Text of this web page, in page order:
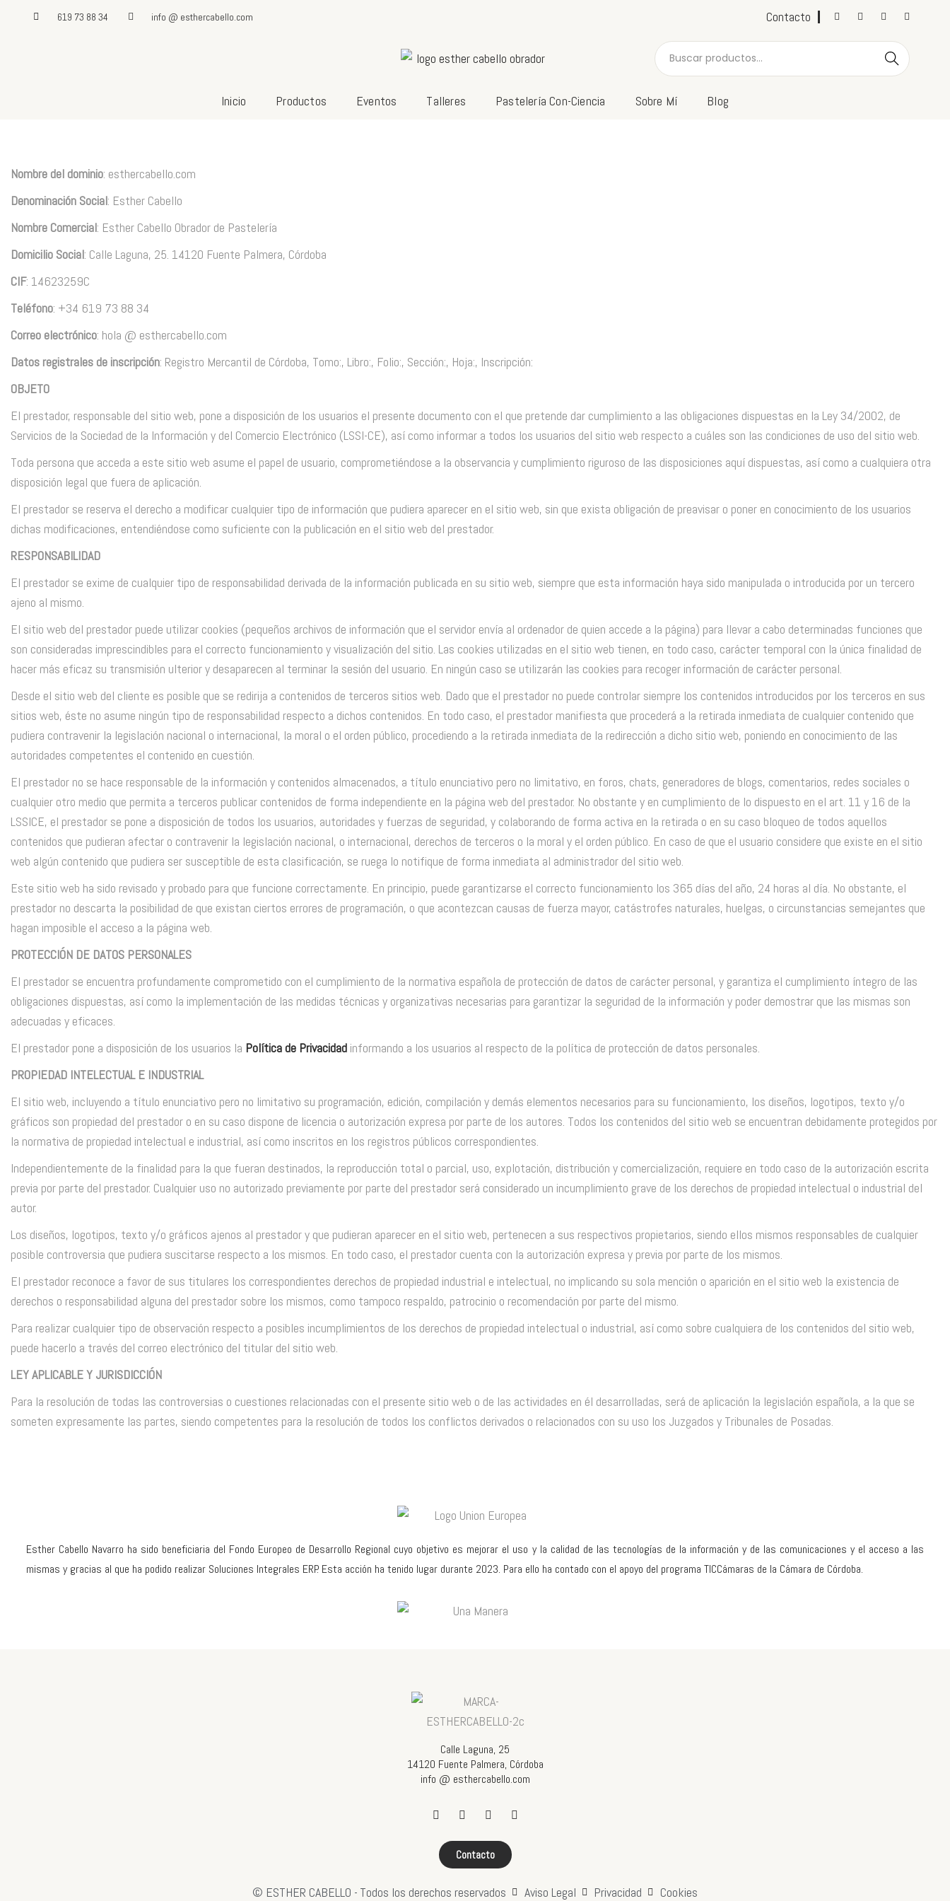
619 73 88 34 info @ esthercabello.com Contacto
Buscar
Inicio Productos Eventos Talleres Pastelería Con-Ciencia Sobre Mí Blog
Nombre del dominio: esthercabello.com
Denominación Social: Esther Cabello
Nombre Comercial: Esther Cabello Obrador de Pastelería
Domicilio Social: Calle Laguna, 25. 14120 Fuente Palmera, Córdoba
CIF: 14623259C
Teléfono: +34 619 73 88 34
Correo electrónico: hola @ esthercabello.com
Datos registrales de inscripción: Registro Mercantil de Córdoba, Tomo:, Libro:, Folio:, Sección:, Hoja:, Inscripción:
OBJETO
El prestador, responsable del sitio web, pone a disposición de los usuarios el presente documento con el que pretende dar cumplimiento a las obligaciones dispuestas en la Ley 34/2002, de
Servicios de la Sociedad de la Información y del Comercio Electrónico (LSSI-CE), así como informar a todos los usuarios del sitio web respecto a cuáles son las condiciones de uso del sitio web.
Toda persona que acceda a este sitio web asume el papel de usuario, comprometiéndose a la observancia y cumplimiento riguroso de las disposiciones aquí dispuestas, así como a cualquiera otra
disposición legal que fuera de aplicación.
El prestador se reserva el derecho a modificar cualquier tipo de información que pudiera aparecer en el sitio web, sin que exista obligación de preavisar o poner en conocimiento de los usuarios
dichas modificaciones, entendiéndose como suficiente con la publicación en el sitio web del prestador.
RESPONSABILIDAD
El prestador se exime de cualquier tipo de responsabilidad derivada de la información publicada en su sitio web, siempre que esta información haya sido manipulada o introducida por un tercero
ajeno al mismo.
El sitio web del prestador puede utilizar cookies (pequeños archivos de información que el servidor envía al ordenador de quien accede a la página) para llevar a cabo determinadas funciones que
son consideradas imprescindibles para el correcto funcionamiento y visualización del sitio. Las cookies utilizadas en el sitio web tienen, en todo caso, carácter temporal con la única finalidad de
hacer más eficaz su transmisión ulterior y desaparecen al terminar la sesión del usuario. En ningún caso se utilizarán las cookies para recoger información de carácter personal.
Desde el sitio web del cliente es posible que se redirija a contenidos de terceros sitios web. Dado que el prestador no puede controlar siempre los contenidos introducidos por los terceros en sus
sitios web, éste no asume ningún tipo de responsabilidad respecto a dichos contenidos. En todo caso, el prestador manifiesta que procederá a la retirada inmediata de cualquier contenido que
pudiera contravenir la legislación nacional o internacional, la moral o el orden público, procediendo a la retirada inmediata de la redirección a dicho sitio web, poniendo en conocimiento de las
autoridades competentes el contenido en cuestión.
El prestador no se hace responsable de la información y contenidos almacenados, a título enunciativo pero no limitativo, en foros, chats, generadores de blogs, comentarios, redes sociales o
cualquier otro medio que permita a terceros publicar contenidos de forma independiente en la página web del prestador. No obstante y en cumplimiento de lo dispuesto en el art. 11 y 16 de la
LSSICE, el prestador se pone a disposición de todos los usuarios, autoridades y fuerzas de seguridad, y colaborando de forma activa en la retirada o en su caso bloqueo de todos aquellos
contenidos que pudieran afectar o contravenir la legislación nacional, o internacional, derechos de terceros o la moral y el orden público. En caso de que el usuario considere que existe en el sitio
web algún contenido que pudiera ser susceptible de esta clasificación, se ruega lo notifique de forma inmediata al administrador del sitio web.
Este sitio web ha sido revisado y probado para que funcione correctamente. En principio, puede garantizarse el correcto funcionamiento los 365 días del año, 24 horas al día. No obstante, el
prestador no descarta la posibilidad de que existan ciertos errores de programación, o que acontezcan causas de fuerza mayor, catástrofes naturales, huelgas, o circunstancias semejantes que
hagan imposible el acceso a la página web.
PROTECCIÓN DE DATOS PERSONALES
El prestador se encuentra profundamente comprometido con el cumplimiento de la normativa española de protección de datos de carácter personal, y garantiza el cumplimiento íntegro de las
obligaciones dispuestas, así como la implementación de las medidas técnicas y organizativas necesarias para garantizar la seguridad de la información y poder demostrar que las mismas son
adecuadas y eficaces.
El prestador pone a disposición de los usuarios la Política de Privacidad informando a los usuarios al respecto de la política de protección de datos personales.
PROPIEDAD INTELECTUAL E INDUSTRIAL
El sitio web, incluyendo a título enunciativo pero no limitativo su programación, edición, compilación y demás elementos necesarios para su funcionamiento, los diseños, logotipos, texto y/o
gráficos son propiedad del prestador o en su caso dispone de licencia o autorización expresa por parte de los autores. Todos los contenidos del sitio web se encuentran debidamente protegidos por
la normativa de propiedad intelectual e industrial, así como inscritos en los registros públicos correspondientes.
Independientemente de la finalidad para la que fueran destinados, la reproducción total o parcial, uso, explotación, distribución y comercialización, requiere en todo caso de la autorización escrita
previa por parte del prestador. Cualquier uso no autorizado previamente por parte del prestador será considerado un incumplimiento grave de los derechos de propiedad intelectual o industrial del
autor.
Los diseños, logotipos, texto y/o gráficos ajenos al prestador y que pudieran aparecer en el sitio web, pertenecen a sus respectivos propietarios, siendo ellos mismos responsables de cualquier
posible controversia que pudiera suscitarse respecto a los mismos. En todo caso, el prestador cuenta con la autorización expresa y previa por parte de los mismos.
El prestador reconoce a favor de sus titulares los correspondientes derechos de propiedad industrial e intelectual, no implicando su sola mención o aparición en el sitio web la existencia de
derechos o responsabilidad alguna del prestador sobre los mismos, como tampoco respaldo, patrocinio o recomendación por parte del mismo.
Para realizar cualquier tipo de observación respecto a posibles incumplimientos de los derechos de propiedad intelectual o industrial, así como sobre cualquiera de los contenidos del sitio web,
puede hacerlo a través del correo electrónico del titular del sitio web.
LEY APLICABLE Y JURISDICCIÓN
Para la resolución de todas las controversias o cuestiones relacionadas con el presente sitio web o de las actividades en él desarrolladas, será de aplicación la legislación española, a la que se
someten expresamente las partes, siendo competentes para la resolución de todos los conflictos derivados o relacionados con su uso los Juzgados y Tribunales de Posadas.
Esther Cabello Navarro ha sido beneficiaria del Fondo Europeo de Desarrollo Regional cuyo objetivo es mejorar el uso y la calidad de las tecnologías de la información y de las comunicaciones y el acceso a las
mismas y gracias al que ha podido realizar Soluciones Integrales ERP. Esta acción ha tenido lugar durante 2023. Para ello ha contado con el apoyo del programa TICCámaras de la Cámara de Córdoba.
Calle Laguna, 25
14120 Fuente Palmera, Córdoba
info @ esthercabello.com
Contacto
© ESTHER CABELLO - Todos los derechos reservados Aviso Legal Privacidad Cookies